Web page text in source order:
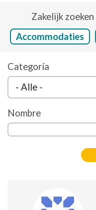
Zakelijk zoeken
Accommodaties
Categoría
Nombre